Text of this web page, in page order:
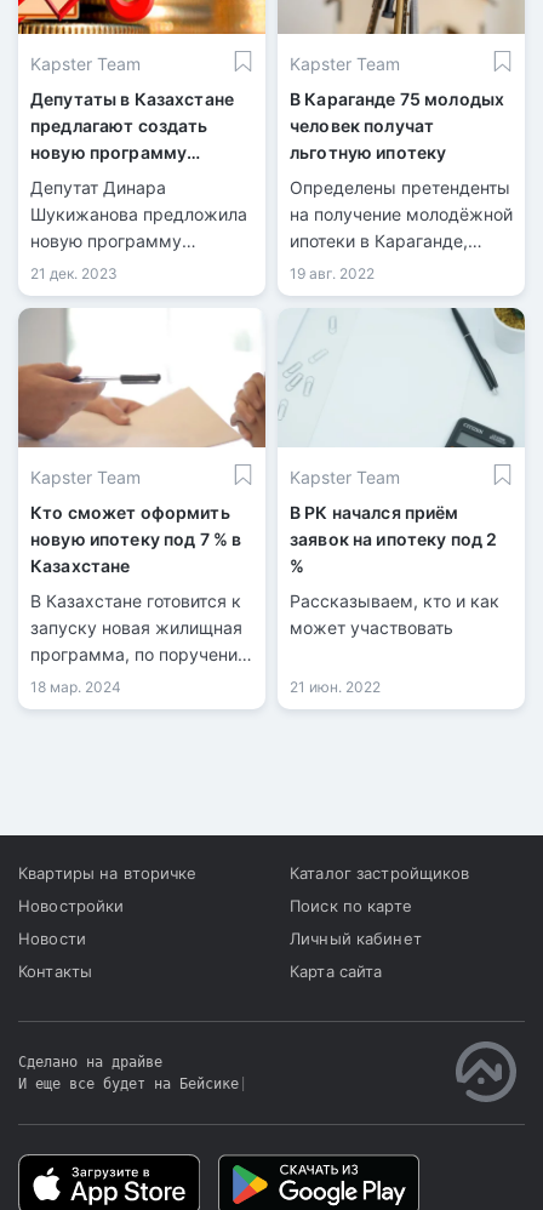
доходит до всех граждан
страны.
Kapster Team
Депутаты в Казахстане
предлагают создать
новую программу
ипотеки
Депутат Динара
Шукижанова предложила
новую программу
поддержки жилищного
строительства для
производственной сферы.
21 дек. 2023
Kapster Team
В Караганде 75 молодых
человек получат
льготную ипотеку
Определены претенденты
на получение молодёжной
ипотеки в Караганде,
передает
информационная служба
kn.kz со ссылкой на
акимат Карагандинской
области. Инициатором
льготной программы для
работающей молодёжи
стал акимат области
совместно с Отбасы
банком.
19 авг. 2022
Kapster Team
Кто сможет оформить
новую ипотеку под 7 % в
Казахстане
В Казахстане готовится к
запуску новая жилищная
программа, по поручению
президента Касым-
Жомарта Токаева.
18 мар. 2024
Kapster Team
В РК начался приём
заявок на ипотеку под 2
%
Рассказываем, кто и как
может участвовать
21 июн. 2022
Квартиры на вторичке
Новостройки
Новости
Контакты
Каталог застройщиков
Поиск по карте
Личный кабинет
Карта сайта
Сделано на драйве
И еще все будет на Бейсике